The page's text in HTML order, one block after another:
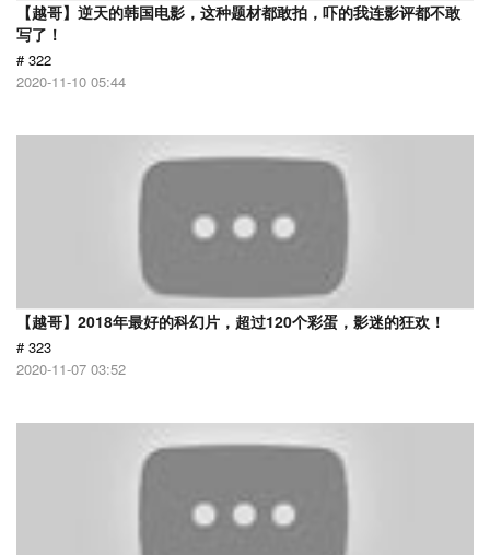
【越哥】逆天的韩国电影，这种题材都敢拍，吓的我连影评都不敢
写了！
# 322
2020-11-10 05:44
【越哥】2018年最好的科幻片，超过120个彩蛋，影迷的狂欢！
# 323
2020-11-07 03:52